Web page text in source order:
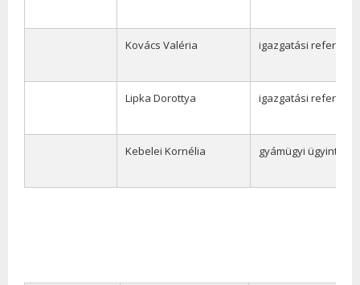
Kovács Valéria igazgatási referens
Lipka Dorottya igazgatási referens
Kebelei Kornélia gyámügyi ügyintéző